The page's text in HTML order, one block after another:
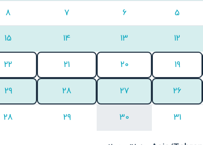
5
6
7
8
12
13
14
15
19
20
21
22
26
27
28
29
31
30
29
28